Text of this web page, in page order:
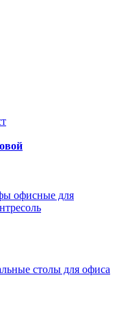
офисные для
столы для офиса